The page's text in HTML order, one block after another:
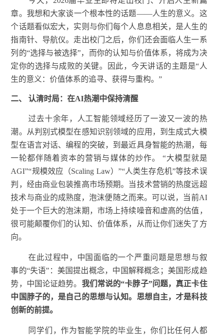
章。我想和大家谈一个根本性的话题——人生的意义。这
个话题看似宏大，实则与你们每个人息息相关，是人生的
指南针、导航仪。走出校门之后，你们还会面临人生一系
列的“选择与被选择”，而你的认知与价值体系，将成为决
定你的选择与成败的关键。因此，今天讲话的主题是“人
生的意义：价值体系的追寻、获得与重构。”
二、认清时局：在AI热潮中保持清醒
过去十余年，人工智能领域经历了一波又一波的热
潮。从判别式模型在感知识别领域的应用，到生成式大模
型在语言对话、编程的突破，到最近具身智能的热潮，每
一轮都伴随着资本的营销与媒体的炒作。 “大模型就是
AGI”“规模效应（Scaling Law）”“人类生存危机”等技术误
判，经由商业包装推高市场预期。当技术营销的热度远超
技术与商业的成熟度，泡沫便随之而来。可以说，当前AI
处于一个巨大的泡沫期，市场上持续噪音和虚高的估值，
很可能颠覆你们的认知、价值体系，从而让你们迷失了方
向。
在此过程中，中国面临的一个严重问题是思想与叙
事的“失语”：美国提出概念，中国解释概念；美国形成趋
势，中国论证趋势。 我们常说的“卡脖子”问题，真正卡住
中国脖子的，是自己的思想与认知。思想自主，才是科技
创新的前提。
同学们，作为智能学院的毕业生，你们比任何人都